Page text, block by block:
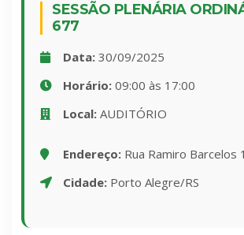
SESSÃO PLENÁRIA
677
Data: 30/09/2025
Horário: 09:00 às 17:00
Local: AUDITÓRIO
Endereço: Rua Ramiro Barcelos
Cidade: Porto Alegre/RS